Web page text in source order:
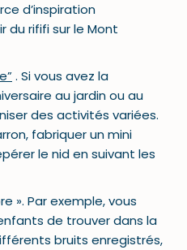
d’inspiration
du rififi sur le Mont
. Si vous avez la
au jardin ou au
des activités variées.
fabriquer un mini
le nid en suivant les
». Par exemple, vous
de trouver dans la
bruits enregistrés,